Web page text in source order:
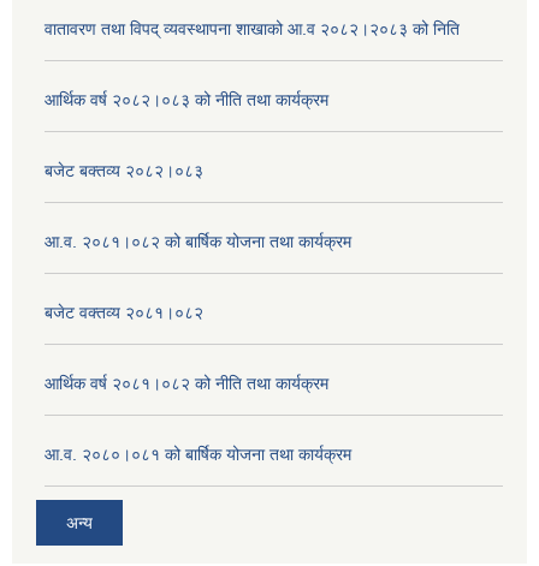
वातावरण तथा विपद् व्यवस्थापना शाखाको आ.व २०८२।२०८३ को निति
आर्थिक वर्ष २०८२।०८३ को नीति तथा कार्यक्रम
बजेट बक्तव्य २०८२।०८३
आ.व. २०८१।०८२ को बार्षिक योजना तथा कार्यक्रम
बजेट वक्तव्य २०८१।०८२
आर्थिक वर्ष २०८१।०८२ को नीति तथा कार्यक्रम
आ.व. २०८०।०८१ को बार्षिक योजना तथा कार्यक्रम
अन्य